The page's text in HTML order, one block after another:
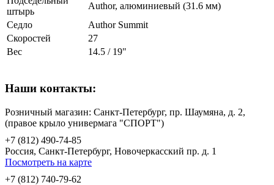
штырь
Author, алюминиевый (31.6 мм)
Седло
Author Summit
Скоростей
27
Вес
14.5 / 19"
Наши контакты:
Розничный магазин: Санкт-Петербург, пр. Шаумяна, д. 2,
(правое крыло универмага "СПОРТ")
+7 (812) 490-74-85
Россия, Санкт-Петербург, Новочеркасский пр. д. 1
Посмотреть на карте
+7 (812) 740-79-62